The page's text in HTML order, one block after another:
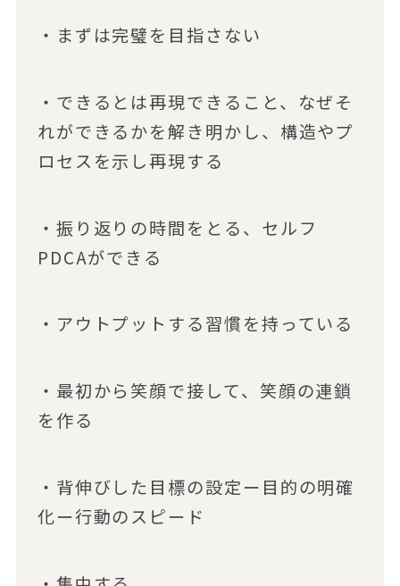
・まずは完璧を目指さない
・できるとは再現できること、なぜそ
れができるかを解き明かし、構造やプ
ロセスを示し再現する
・振り返りの時間をとる、セルフ
PDCAができる
・アウトプットする習慣を持っている
・最初から笑顔で接して、笑顔の連鎖
を作る
・背伸びした目標の設定ー目的の明確
化ー行動のスピード